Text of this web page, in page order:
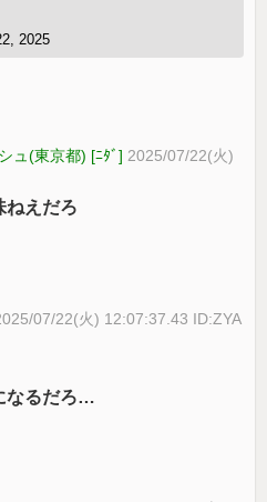
2025
ュ(東京都) [ﾆﾀﾞ] 2025/07/22(火)
ねえだろ
07/22(火) 12:07:37.43 ID:ZYA
なるだろ…